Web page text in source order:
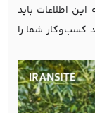
اطلاعات باید
کسب‌وکار شما را